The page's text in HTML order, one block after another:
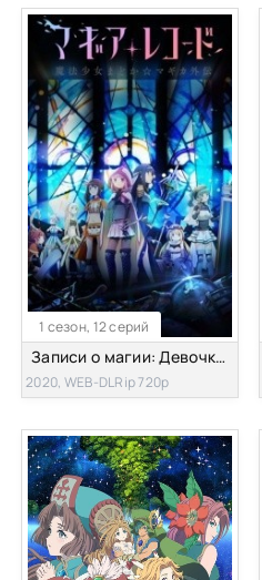
1 сезон, 12 серий
Записи о магии: Девочка-волшебница Мадока
2020, WEB-DLRip 720p